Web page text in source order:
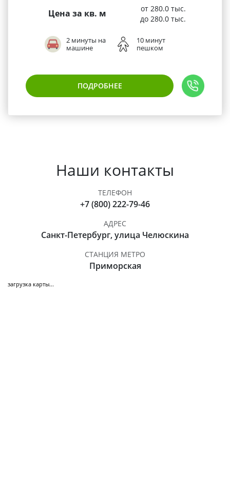
Цена за кв. м
от 280.0 тыс.
до 280.0 тыс.
2 минуты на
машине
10 минут
пешком
ПОДРОБНЕЕ
Наши контакты
ТЕЛЕФОН
+7 (800) 222-79-46
АДРЕС
Санкт-Петербург, улица Челюскина
СТАНЦИЯ МЕТРО
Приморская
загрузка карты...